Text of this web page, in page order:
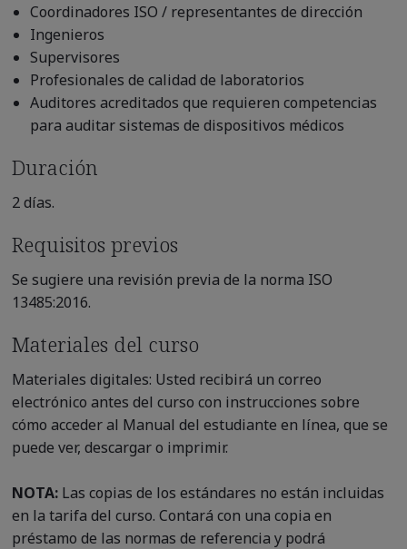
Coordinadores ISO / representantes de dirección
Ingenieros
Supervisores
Profesionales de calidad de laboratorios
Auditores acreditados que requieren competencias
para auditar sistemas de dispositivos médicos
Duración
2 días.
Requisitos previos
Se sugiere una revisión previa de la norma ISO
13485:2016.
Materiales del curso
Materiales digitales: Usted recibirá un correo
electrónico antes del curso con instrucciones sobre
cómo acceder al Manual del estudiante en línea, que se
puede ver, descargar o imprimir.
NOTA:Las copias de los estándares no están incluidas
en la tarifa del curso. Contará con una copia en
préstamo de las normas de referencia y podrá